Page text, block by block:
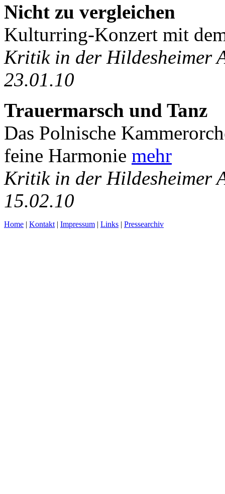
Nicht zu vergleichen
Kulturring-Konzert mit
Kritik in der Hildesheimer
23.01.10
Trauermarsch und Tanz
Das Polnische
feine Harmonie mehr
Kritik in der Hildesheimer
15.02.10
Home | Kontakt | Impressum | Links | Pressearchiv